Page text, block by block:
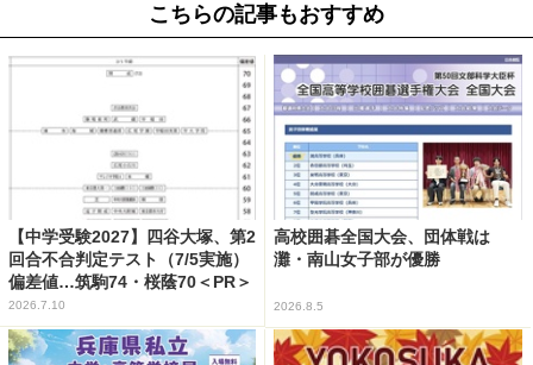
こちらの記事もおすすめ
【中学受験2027】四谷大塚、第2
回合不合判定テスト（7/5実施）
偏差値…筑駒74・桜蔭70＜PR＞
2026.7.10
高校囲碁全国大会、団体戦は
灘・南山女子部が優勝
2026.8.5